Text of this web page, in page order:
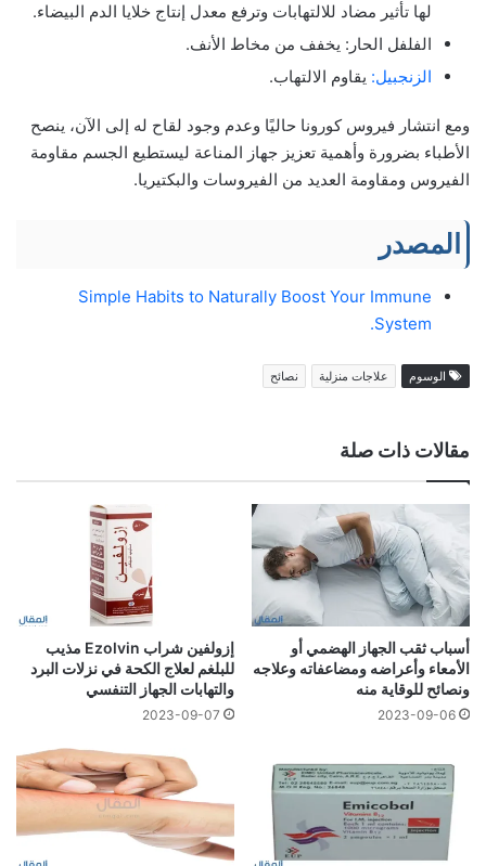
لها تأثير مضاد للالتهابات وترفع معدل إنتاج خلايا الدم البيضاء.
الفلفل الحار: يخفف من مخاط الأنف.
الزنجبيل: يقاوم الالتهاب.
ومع انتشار فيروس كورونا حاليًا وعدم وجود لقاح له إلى الآن، ينصح
الأطباء بضرورة وأهمية تعزيز جهاز المناعة ليستطيع الجسم مقاومة
الفيروس ومقاومة العديد من الفيروسات والبكتيريا.
المصدر
Simple Habits to Naturally Boost Your Immune
System.
الوسوم علاجات منزلية نصائح
مقالات ذات صلة
أسباب ثقب الجهاز الهضمي أو
الأمعاء وأعراضه ومضاعفاته وعلاجه
ونصائح للوقاية منه
2023-09-06
إزولفين شراب Ezolvin مذيب
للبلغم لعلاج الكحة في نزلات البرد
والتهابات الجهاز التنفسي
2023-09-07